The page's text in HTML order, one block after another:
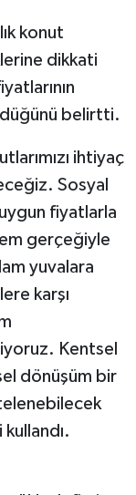
konut
dikkati
belirtti.
ihtiyaç
Sosyal
uygun fiyatlarla
gerçeğiyle
yuvalara
karşı
Kentsel
dönüşüm bir